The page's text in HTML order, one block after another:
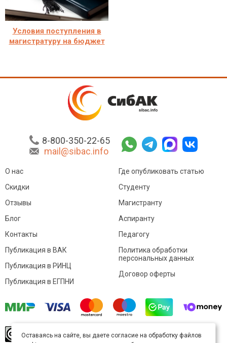
Условия поступления в
магистратуру на бюджет
8-800-350-22-65
mail@sibac.info
О нас
Скидки
Отзывы
Блог
Контакты
Где опубликовать статью
Студенту
Магистранту
Аспиранту
Педагогу
Публикация в ВАК
Публикация в РИНЦ
Публикация в ЕГПНИ
Политика обработки
персональных данных
Договор оферты
произведение доступно полицензии Creative
Оставаясь на сайте, вы даете согласие на обработку файлов